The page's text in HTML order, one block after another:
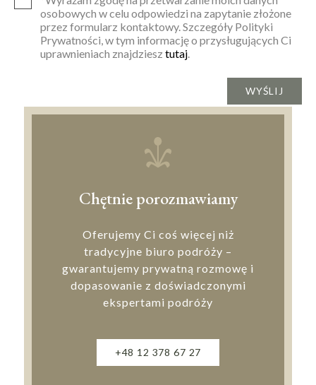
osobowych w celu odpowiedzi na zapytanie złożone
przez formularz kontaktowy. Szczegóły Polityki
Prywatności, w tym informację o przysługujących Ci
uprawnieniach znajdziesz tutaj.
Chętnie porozmawiamy
Oferujemy Ci coś więcej niż
tradycyjne biuro podróży –
gwarantujemy prywatną rozmowę i
dopasowanie z doświadczonymi
ekspertami podróży
+48 12 378 67 27